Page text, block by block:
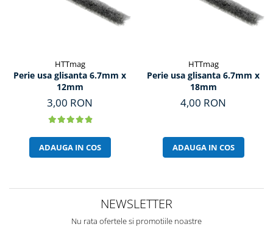
HTTmag
Perie usa glisanta 6.7mm x
12mm
3,00 RON
ADAUGA IN COS
HTTmag
Perie usa glisanta 6.7mm x
18mm
4,00 RON
ADAUGA IN COS
NEWSLETTER
Nu rata ofertele si promotiile noastre